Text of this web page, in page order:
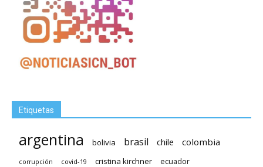
Etiquetas
argentina bolivia brasil chile colombia
corrupción covid-19 cristina kirchner ecuador